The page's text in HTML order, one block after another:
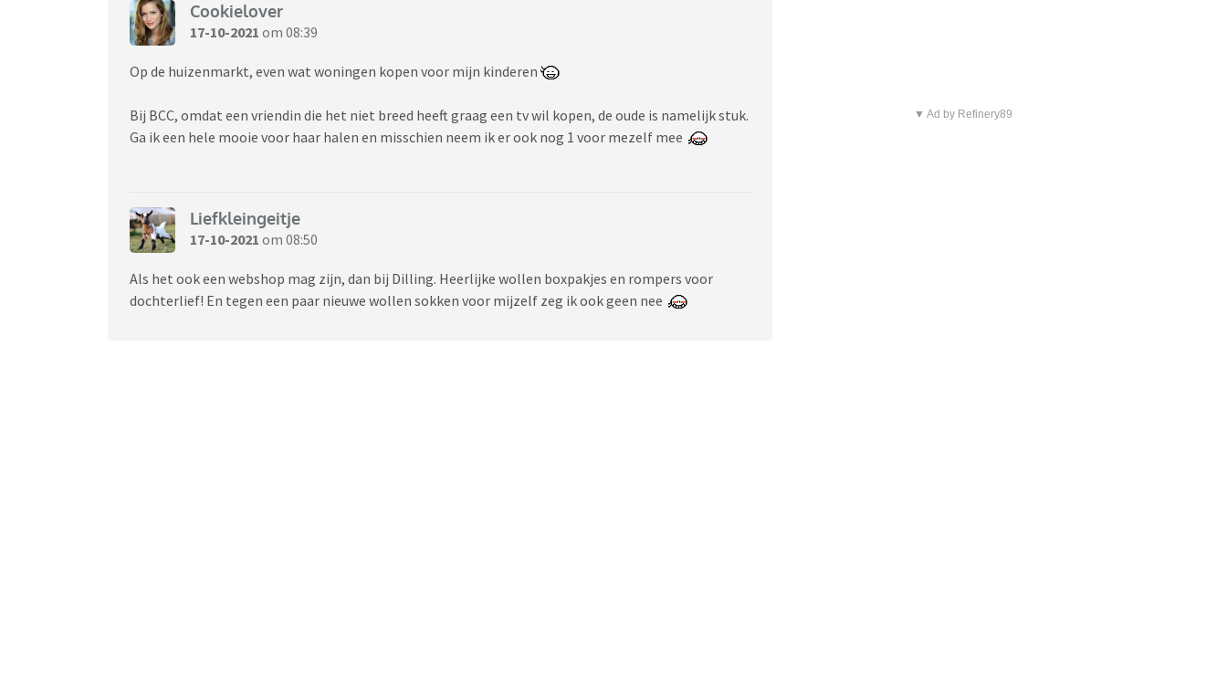
Cookielover
17-10-2021 om 08:39
Op de huizenmarkt, even wat woningen kopen voor mijn kinderen
Bij BCC, omdat een vriendin die het niet breed heeft graag een tv wil kopen, de oude is namelijk stuk.
Ga ik een hele mooie voor haar halen en misschien neem ik er ook nog 1 voor mezelf mee
Liefkleingeitje
17-10-2021 om 08:50
Als het ook een webshop mag zijn, dan bij Dilling. Heerlijke wollen boxpakjes en rompers voor
dochterlief! En tegen een paar nieuwe wollen sokken voor mijzelf zeg ik ook geen nee
▼ Ad by Refinery89